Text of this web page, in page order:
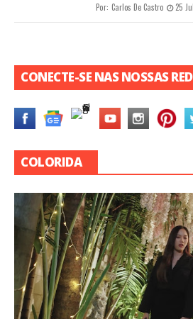
Por: Carlos De Castro 25
CONECTE-SE NAS NOSSAS
COLORIDA